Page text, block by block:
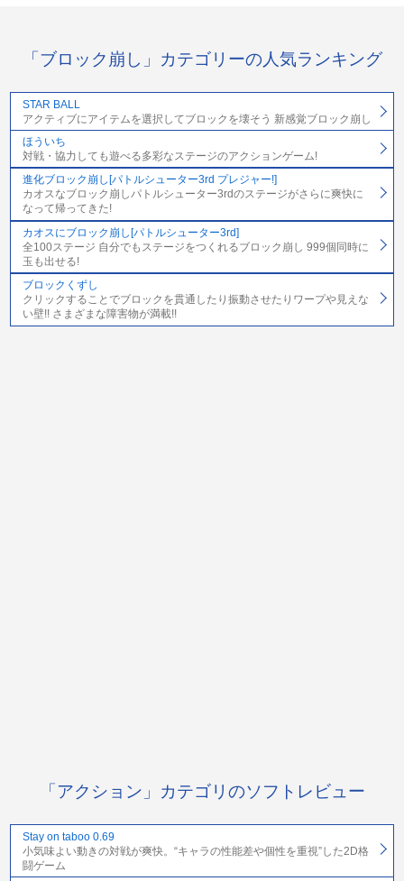
「ブロック崩し」カテゴリーの人気ランキング
STAR BALL
アクティブにアイテムを選択してブロックを壊そう 新感覚ブロック崩し
ほういち
対戦・協力しても遊べる多彩なステージのアクションゲーム!
進化ブロック崩し[パトルシューター3rd プレジャー!]
カオスなブロック崩しパトルシューター3rdのステージがさらに爽快に
なって帰ってきた!
カオスにブロック崩し[パトルシューター3rd]
全100ステージ 自分でもステージをつくれるブロック崩し 999個同時に
玉も出せる!
ブロックくずし
クリックすることでブロックを貫通したり振動させたりワープや見えな
い壁!! さまざまな障害物が満載!!
「アクション」カテゴリのソフトレビュー
Stay on taboo 0.69
小気味よい動きの対戦が爽快。“キャラの性能差や個性を重視”した2D格
闘ゲーム